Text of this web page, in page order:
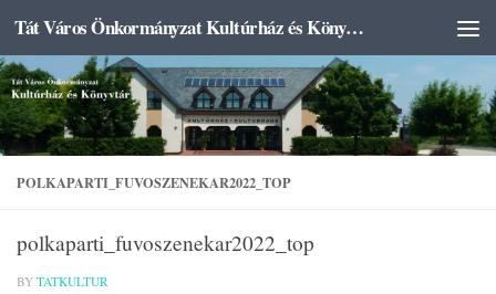
Skip to content Tát Város Önkormányzat Kultúrház és Könyvtár
POLKAPARTI_FUVOSZENEKAR2022_TOP
polkaparti_fuvoszenekar2022_top
BY TATKULTUR